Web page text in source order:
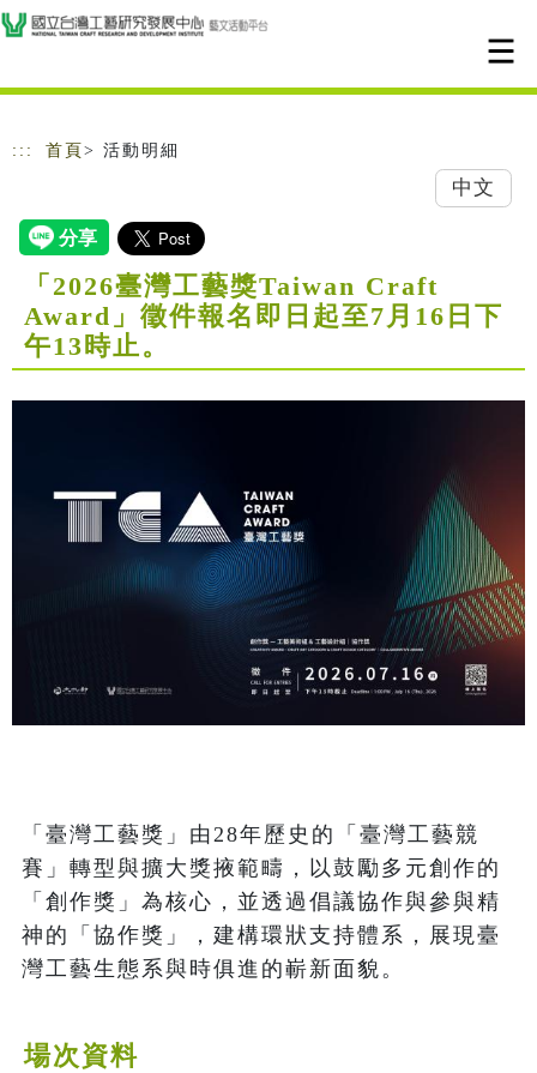
跳到主要內容
網站導覽
::: 首頁 > 活動明細
中文
「2026臺灣工藝獎Taiwan Craft
Award」徵件報名即日起至7月16日下
午13時止。
「臺灣工藝獎」由28年歷史的「臺灣工藝競
賽」轉型與擴大獎掖範疇，以鼓勵多元創作的
「創作獎」為核心，並透過倡議協作與參與精
神的「協作獎」，建構環狀支持體系，展現臺
灣工藝生態系與時俱進的嶄新面貌。
場次資料